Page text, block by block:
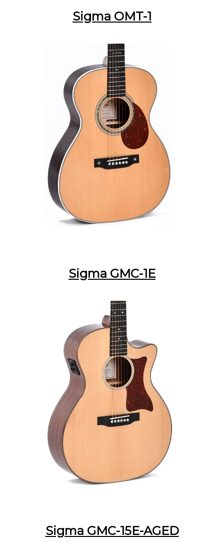
Sigma OMT-1
Sigma GMC-1E
Sigma GMC-15E-AGED